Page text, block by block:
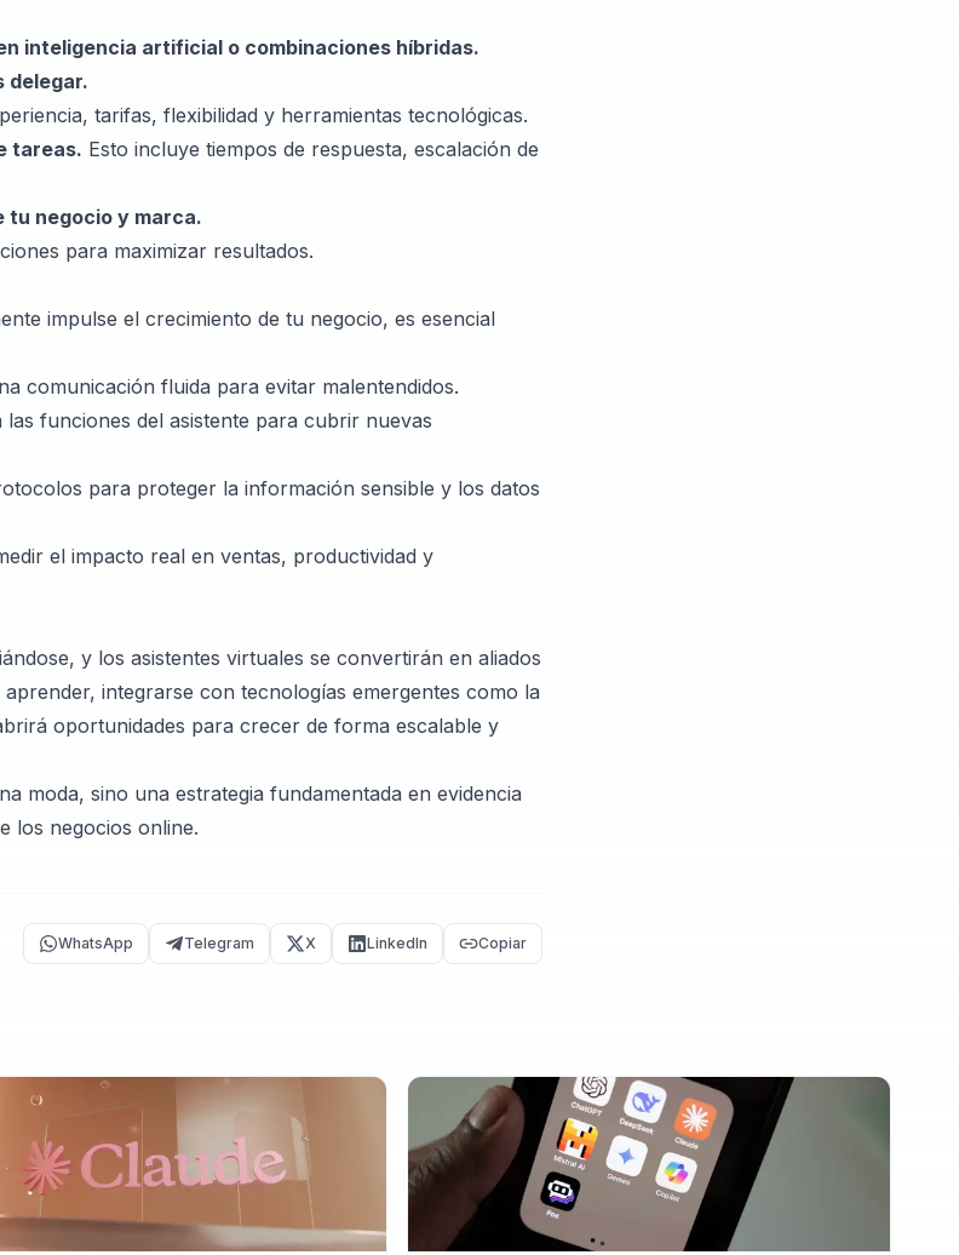
inteligencia artificial o combinaciones híbridas.
delegar.
tarifas, flexibilidad y herramientas tecnológicas.
tareas. Esto incluye tiempos de respuesta, escalación de
tu negocio y marca.
para maximizar resultados.
impulse el crecimiento de tu negocio, es esencial
comunicación fluida para evitar malentendidos.
funciones del asistente para cubrir nuevas
para proteger la información sensible y los datos
el impacto real en ventas, productividad y
y los asistentes virtuales se convertirán en aliados
integrarse con tecnologías emergentes como la
oportunidades para crecer de forma escalable y
moda, sino una estrategia fundamentada en evidencia
los negocios online.
WhatsApp Telegram X LinkedIn Copiar